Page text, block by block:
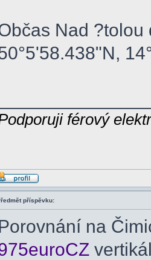
Nad
férový
příspěvku:
na